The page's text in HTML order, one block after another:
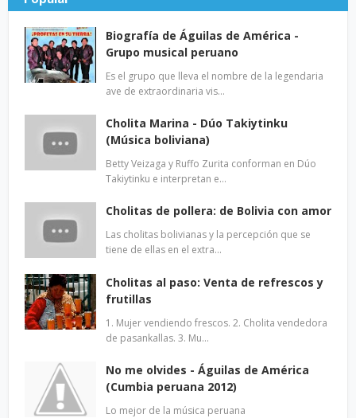
Biografía de Águilas de América -
Grupo musical peruano
Es el grupo que lleva el nombre de la legendaria
ave de extraordinaria vis…
Cholita Marina - Dúo Takiytinku
(Música boliviana)
Betty Veizaga y Ruffo Zurita conforman en Dúo
Takiytinku e interpretan e…
Cholitas de pollera: de Bolivia con amor
Las cholitas bolivianas y la percepción que se
tiene de ellas en el extra…
Cholitas al paso: Venta de refrescos y
frutillas
1. Mujer vendiendo frescos. 2. Cholita vendedora
de pasankallas. 3. Mu…
No me olvides - Águilas de América
(Cumbia peruana 2012)
Lo mejor de la música peruana